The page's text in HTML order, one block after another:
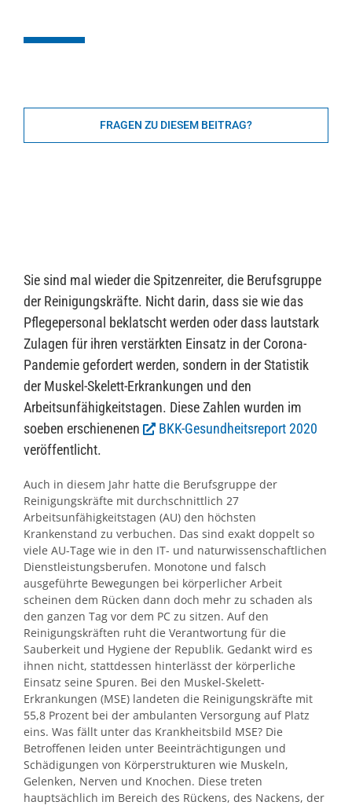
FRAGEN ZU DIESEM BEITRAG?
Sie sind mal wieder die Spitzenreiter, die Berufsgruppe
der Reinigungskräfte. Nicht darin, dass sie wie das
Pflegepersonal beklatscht werden oder dass lautstark
Zulagen für ihren verstärkten Einsatz in der Corona-
Pandemie gefordert werden, sondern in der Statistik
der Muskel-Skelett-Erkrankungen und den
Arbeitsunfähigkeitstagen. Diese Zahlen wurden im
soeben erschienenen
BKK-Gesundheitsreport 2020
veröffentlicht.
Auch in diesem Jahr hatte die Berufsgruppe der
Reinigungskräfte mit durchschnittlich 27
Arbeitsunfähigkeitstagen (AU) den höchsten
Krankenstand zu verbuchen. Das sind exakt doppelt so
viele AU-Tage wie in den IT- und naturwissenschaftlichen
Dienstleistungsberufen. Monotone und falsch
ausgeführte Bewegungen bei körperlicher Arbeit
scheinen dem Rücken dann doch mehr zu schaden als
den ganzen Tag vor dem PC zu sitzen. Auf den
Reinigungskräften ruht die Verantwortung für die
Sauberkeit und Hygiene der Republik. Gedankt wird es
ihnen nicht, stattdessen hinterlässt der körperliche
Einsatz seine Spuren. Bei den Muskel-Skelett-
Erkrankungen (MSE) landeten die Reinigungskräfte mit
55,8 Prozent bei der ambulanten Versorgung auf Platz
eins. Was fällt unter das Krankheitsbild MSE? Die
Betroffenen leiden unter Beeinträchtigungen und
Schädigungen von Körperstrukturen wie Muskeln,
Gelenken, Nerven und Knochen. Diese treten
hauptsächlich im Bereich des Rückens, des Nackens, der